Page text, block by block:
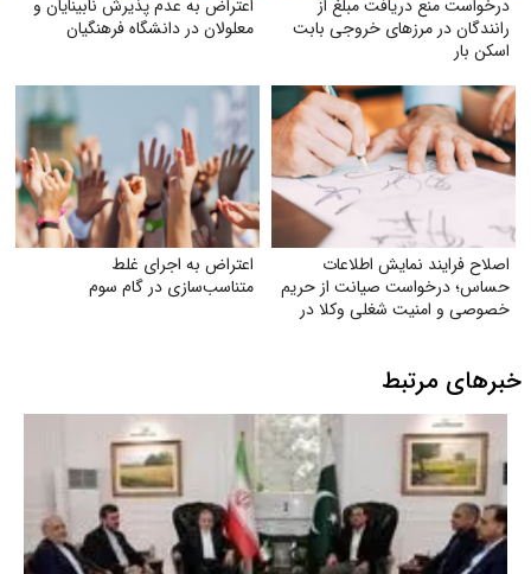
درخواست منع دریافت مبلغ از
رانندگان در مرزهای خروجی بابت
اسکن بار
اعتراض به عدم پذیرش نابینایان و
معلولان در دانشگاه فرهنگیان
اصلاح فرایند نمایش اطلاعات
حساس؛ درخواست صیانت از حریم
خصوصی و امنیت شغلی وکلا در
اعتراض به اجرای غلط
متناسب‌سازی در گام سوم
خبرهای مرتبط